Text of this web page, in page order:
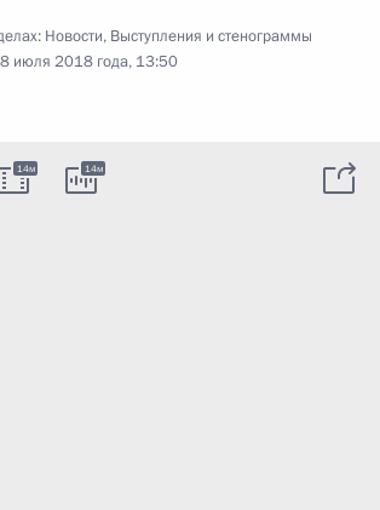
Новости, Выступления и стенограммы
июля 2018 года, 13:50
14м 14м